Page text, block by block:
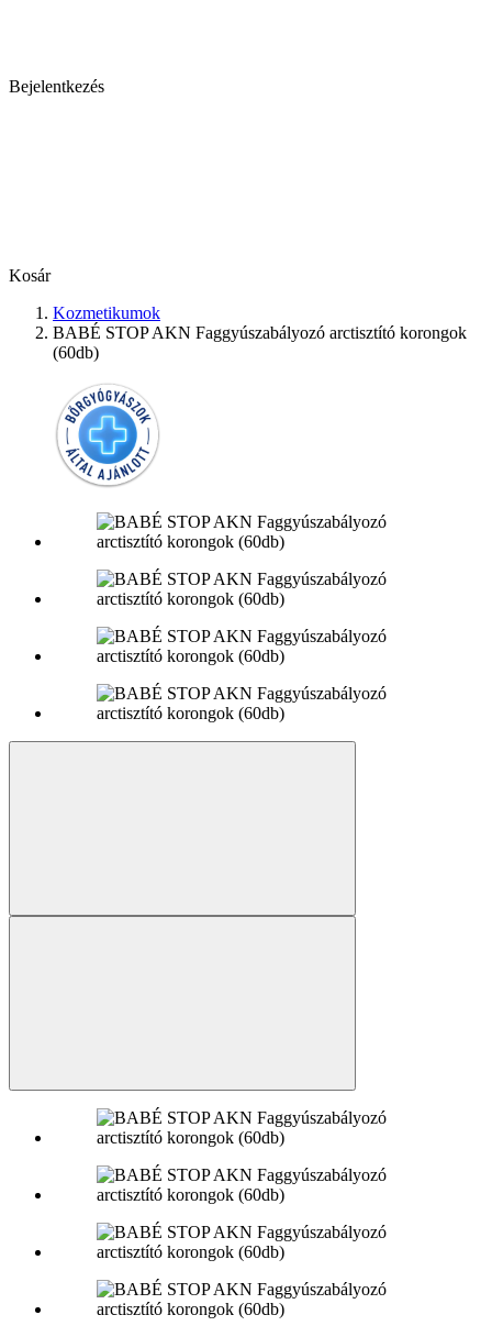
Bejelentkezés
Kosár
Kozmetikumok
BABÉ STOP AKN Faggyúszabályozó arctisztító korongok
(60db)